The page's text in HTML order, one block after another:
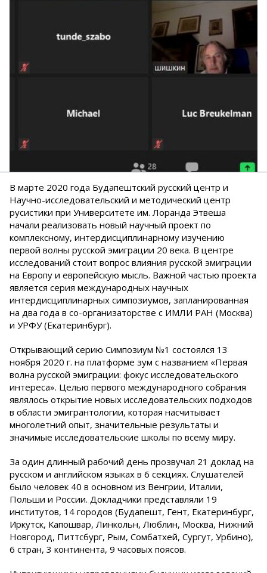
В марте 2020 года Будапештский русский центр и
Научно-исследовательский и методический центр
русистики при Университете им. Лоранда Этвеша
начали реализовать новый научный проект по
комплексному, интердисциплинарному изучению
первой волны русской эмиграции 20 века. В центре
исследований стоит вопрос влияния русской эмиграции
на Европу и европейскую мысль. Важной частью проекта
является серия международных научных
интердисциплинарных симпозиумов, запланированная
на два года в со-организаторстве с ИМЛИ РАН (Москва)
и УРФУ (Екатеринбург).
Открывающий серию Симпозиум №1 состоялся 13
ноября 2020 г. на платформе зум с названием «Первая
волна русской эмиграции: фокус исследовательского
интереса». Целью первого международного собрания
являлось открытие новых исследовательских подходов
в области эмигрантологии, которая насчитывает
многолетний опыт, значительные результаты и
значимые исследовательские школы по всему миру.
За один длинный рабочий день прозвучал 21 доклад на
русском и английском языках в 6 секциях. Слушателей
было человек 40 в основном из Венгрии, Италии,
Польши и России. Докладчики представляли 19
институтов, 14 городов (Будапешт, Гент, Екатеринбург,
Иркутск, Капошвар, Линкольн, Люблин, Москва, Нижний
Новгород, Питтсбург, Рым, Сомбатхей, Сургут, Урбино),
6 стран, 3 континента, 9 часовых поясов.